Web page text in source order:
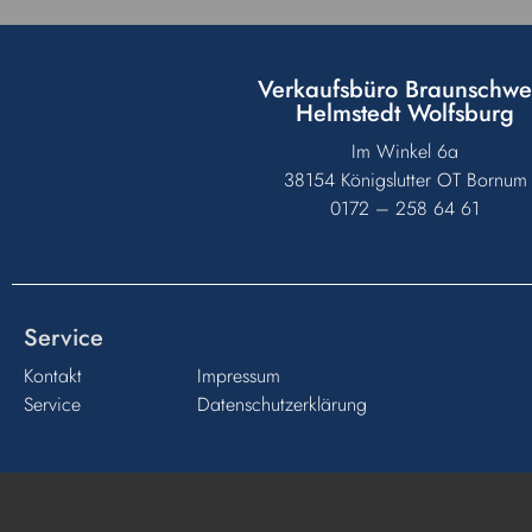
Verkaufsbüro
Helmstedt Wolfsburg
Im Winkel 6a
38154 Königslutter OT Bornum
0172 – 258 64 61
Service
Kontakt
Service
Impressum
Datenschutzerklärung